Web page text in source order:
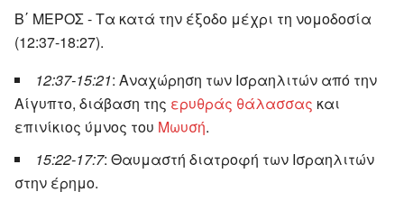
Β΄ ΜΕΡΟΣ - Τα κατά την έξοδο μέχρι τη νομοδοσία
(12:37-18:27).
12:37-15:21: Αναχώρηση των Ισραηλιτών από την
Αίγυπτο, διάβαση της ερυθράς θάλασσας και
επινίκιος ύμνος του Μωυσή.
15:22-17:7: Θαυμαστή διατροφή των Ισραηλιτών
στην έρημο.